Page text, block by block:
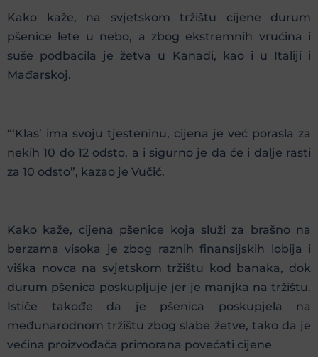
Kako kaže, na svjetskom tržištu cijene durum
pšenice lete u nebo, a zbog ekstremnih vrućina i
suše podbacila je žetva u Kanadi, kao i u Italiji i
Mađarskoj.
“‘Klas’ ima svoju tjesteninu, cijena je već porasla za
nekih 10 do 12 odsto, a i sigurno je da će i dalje rasti
za 10 odsto”, kazao je Vučić.
Kako kaže, cijena pšenice koja služi za brašno na
berzama visoka je zbog raznih finansijskih lobija i
viška novca na svjetskom tržištu kod banaka, dok
durum pšenica poskupljuje jer je manjka na tržištu.
Ističe takođe da je pšenica poskupjela na
međunarodnom tržištu zbog slabe žetve, tako da je
većina proizvođača primorana povećati cijene